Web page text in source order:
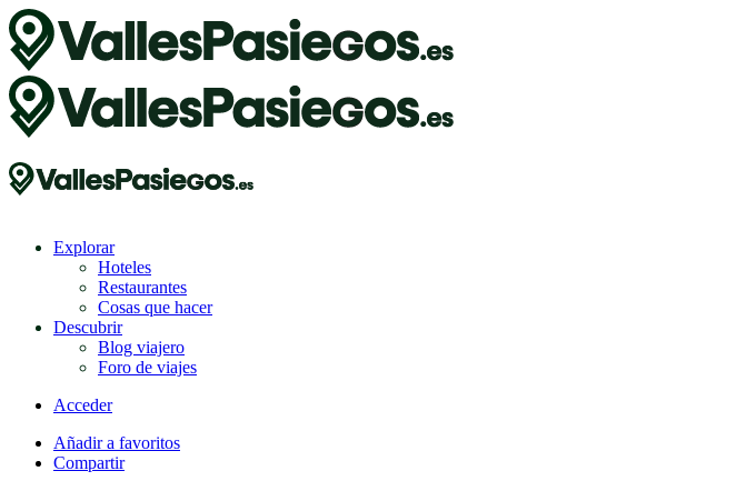
Explorar
Hoteles
Restaurantes
Cosas que hacer
Descubrir
Blog viajero
Foro de viajes
Acceder
Añadir a favoritos
Compartir